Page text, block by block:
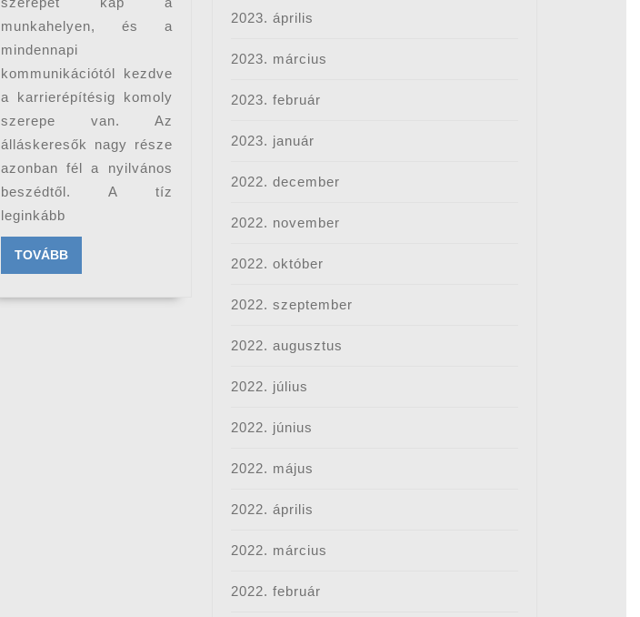
munkahelyen, és a
mindennapi
kommunikációtól kezdve
a karrierépítésig komoly
szerepe van. Az
álláskeresők nagy része
azonban fél a nyilvános
beszédtől. A tíz
leginkább
TOVÁBBTOVÁBB
2023. április
2023. március
2023. február
2023. január
2022. december
2022. november
2022. október
2022. szeptember
2022. augusztus
2022. július
2022. június
2022. május
2022. április
2022. március
2022. február